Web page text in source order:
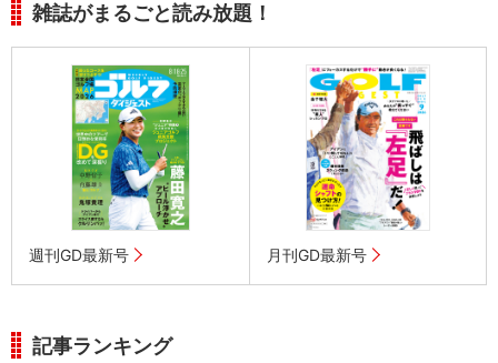
雑誌がまるごと読み放題！
週刊GD最新号 月刊GD最新号
記事ランキング